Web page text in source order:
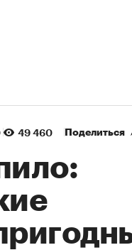
49 460 Поделиться